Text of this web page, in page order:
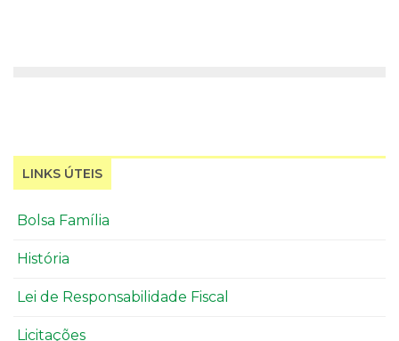
LINKS ÚTEIS
Bolsa Família
História
Lei de Responsabilidade Fiscal
Licitações